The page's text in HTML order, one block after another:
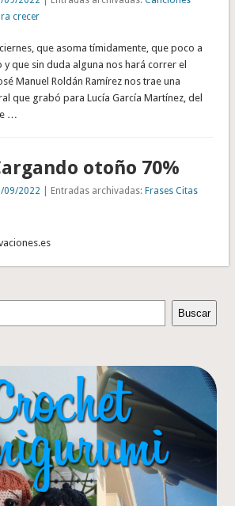
crecer
que asoma tímidamente, que poco a
y que sin duda alguna nos hará correr el
Manuel Roldán Ramírez nos trae una
que grabó para Lucía García Martínez, del
…
otoño 70%
09/2022 | Entradas archivadas:Frases Citas
Buscar